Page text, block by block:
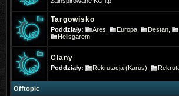
Targowisko
Poddziały: Ares Europa Destan
Hellsgarem
Clany
Poddziały: Rekrutacja (Karus)
Offtopic
Widac ze
TheFlash- 2025-02-22 22:46:13
Chłopaki
& HD CLIENT